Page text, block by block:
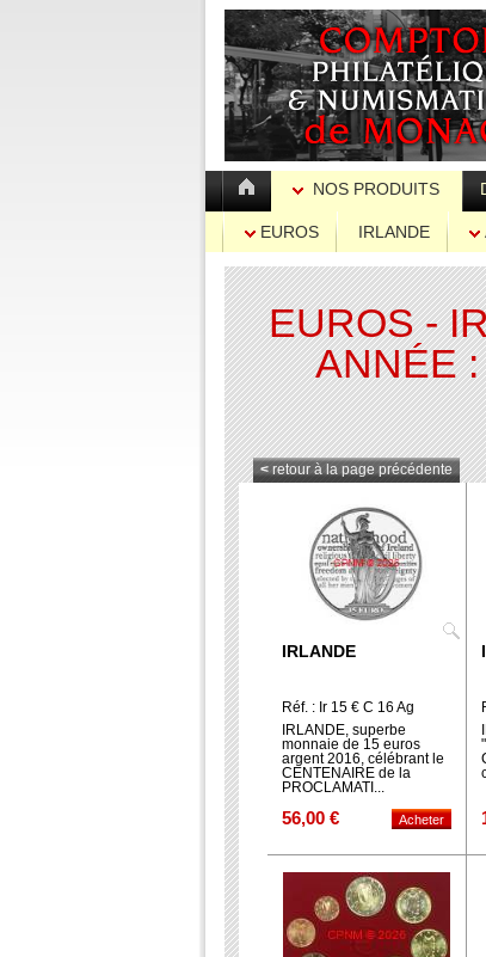
NOS PRODUITS
EUROS IRLANDE
EUROS -
ANNÉE
< retour à la page précédente
IRLANDE
Réf. : Ir 15 € C 16 Ag
IRLANDE, superbe
monnaie de 15 euros
argent 2016, célébrant le
CENTENAIRE de la
PROCLAMATI...
56,00 €